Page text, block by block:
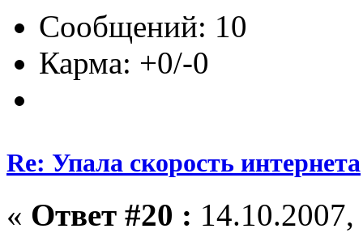
Сообщений: 10
Карма: +0/-0
Re: Упала скорость интернета
« Ответ #20 :